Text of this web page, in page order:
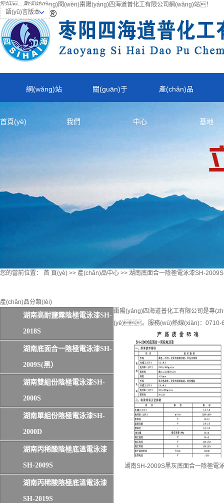
您好，歡迎訪(fǎng)問(wèn)棗陽(yáng)四海道普化工有限公司網(wǎng)站！
語(yǔ)言版本
網(wǎng)站
首頁(yè)
關(guān)于
我們
產(chǎn)品
中心 基地
您的當前位置： 首 頁(yè) >> 產(chǎn)品中心 >> 湖南底面合一陰極電泳漆SH-
產(chǎn)品分類(lèi)
湖南高耐鹽霧陰極電泳漆SH-
2018S
湖南底面合一陰極電泳漆SH-
2009S(黑）
湖南雙組份陰極電泳漆SH-
2000S
湖南單組份陰極電泳漆SH-
2000D
湖南丙稀酸陰極底溫電泳漆
SH-2009S
湖南丙稀酸陰極底溫電泳漆
SH-2019S
棗陽(yáng)四海道普化工有限公司是專
(yè)。服務(wù)熱線(xiàn)：0710-
湖南SH-2009S黑灰底面合一陰極電